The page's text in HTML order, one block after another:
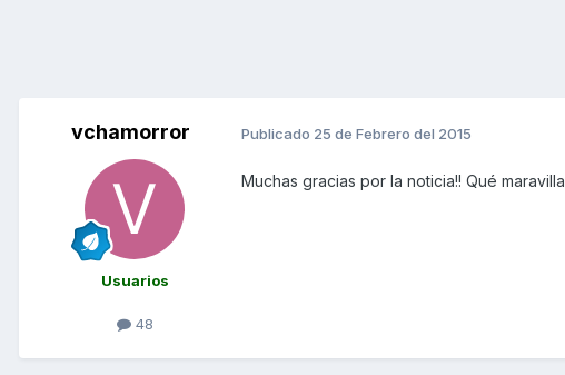
vchamorror
Usuarios
48
Publicado 25 de Febrero del 2015
Muchas gracias por la noticia!! Qué maravilla